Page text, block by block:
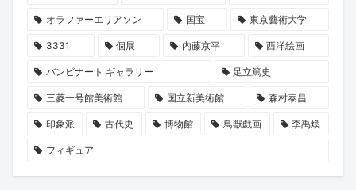
オラファーエリアソン 国宝 東京藝術大学
3331 個展 内藤京平 西洋絵画
バンビナート ギャラリー 足立篤史
三菱一号館美術館 国立新美術館 森村泰昌
印象派 古代史 博物館 鳥獣戯画 李禹煥
フィギュア